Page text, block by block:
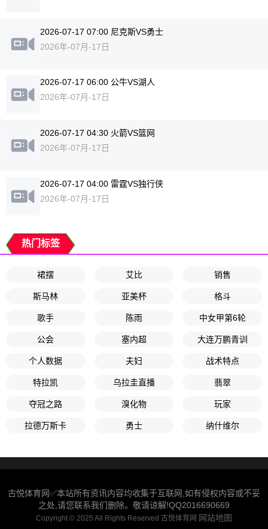
2026-07-17 07:00 尼克斯VS勇士
2026年-07月-17日
2026-07-17 06:00 公牛VS湖人
2026年-07月-17日
2026-07-17 04:30 火箭VS篮网
2026年-07月-17日
2026-07-17 04:00 雷霆VS独行侠
2026年-07月-17日
热门标签
裙摆 艾比 销售
斯马林 亚美杯 格斗
歌手 陈雨 中女甲第6轮
公会 塞内超 大连万鹏青训
个人数据 夫妇 战术特点
特拉凯 乌拉圭直播 翡翠
夺冠之路 溴化物 玩家
拉德万斯卡 勇士 纳什维尔
古悦体育网✅本站所有资讯内容均收集于互联网,如有侵权内容或不妥
之处,请您联系我们删除。敬请谅解!QQ2016690669
Copyright © 2025 All Rights Reserved 古悦体育网 网站地图